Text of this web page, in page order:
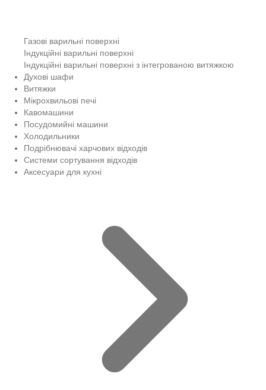
Газові варильні поверхні
Індукційні варильні поверхні
Індукційні варильні поверхні з інтегрованою витяжкою
Духові шафи
Витяжки
Мікрохвильові печі
Кавомашини
Посудомийні машини
Холодильники
Подрібнювачі харчових відходів
Системи сортування відходів
Аксесуари для кухні